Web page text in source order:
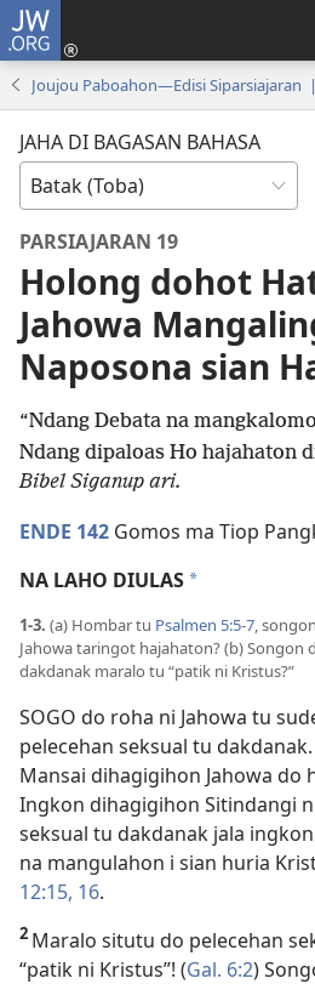
JW.ORG
Joujou Paboahon—Edisi Siparsiajaran
JAHA DI BAGASAN BAHASA
PARSIAJARAN 19
Holong dohot
Jahowa
Naposona sian
“Ndang Debata na
Ndang dipaloas Ho hajahaton
Bibel Siganup ari.
ENDE 142 Gomos ma Tiop
NA LAHO DIULAS *
1-3. (a) Hombar tu Psalmen 5:5-7,
Jahowa taringot hajahaton? (b) Songon
dakdanak maralo tu “patik ni Kristus?”
SOGO do roha ni Jahowa tu
pelecehan seksual tu dakdanak.
Mansai dihagigihon Jahowa do
Ingkon dihagigihon Sitindangi
seksual tu dakdanak jala
na mangulahon i sian huria
12:15, 16.
2 Maralo situtu do pelecehan
“patik ni Kristus”! (Gal. 6:2)